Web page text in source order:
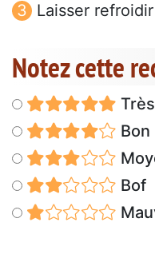
Laisser
Notez cette
Bon
Bof